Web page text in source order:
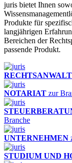
juris bietet Ihnen
Produkte für
langjährigen
Bereichen der
passende Produkt.
NOTARIAT zur
Branche
UNTERNEHMEN
STUDIUM UND